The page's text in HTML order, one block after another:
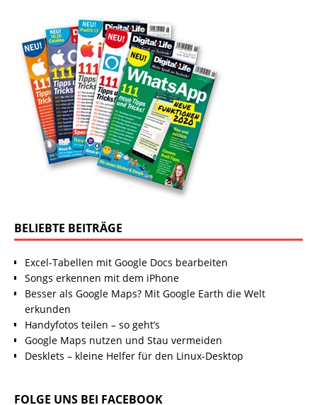
BELIEBTE BEITRÄGE
Excel-Tabellen mit Google Docs bearbeiten
Songs erkennen mit dem iPhone
Besser als Google Maps? Mit Google Earth die Welt
erkunden
Handyfotos teilen – so geht’s
Google Maps nutzen und Stau vermeiden
Desklets – kleine Helfer für den Linux-Desktop
FOLGE UNS BEI FACEBOOK